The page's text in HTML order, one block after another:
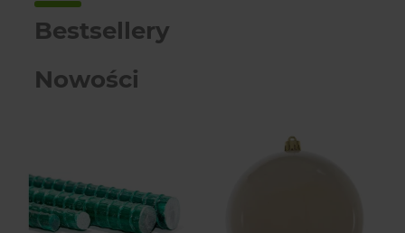
Nowości
Bestsellery